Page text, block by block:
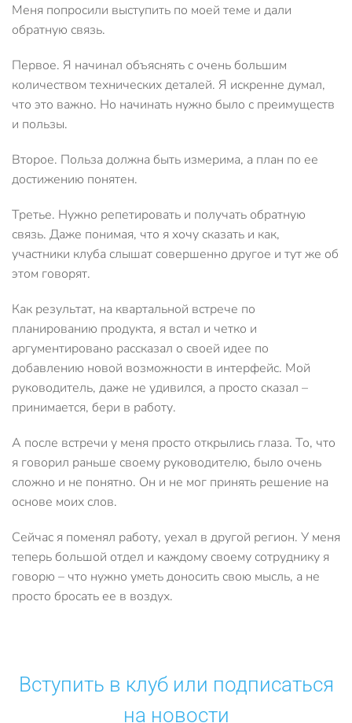
Меня попросили выступить по моей теме и дали
обратную связь.
Первое. Я начинал объяснять с очень большим
количеством технических деталей. Я искренне думал,
что это важно. Но начинать нужно было с преимуществ
и пользы.
Второе. Польза должна быть измерима, а план по ее
достижению понятен.
Третье. Нужно репетировать и получать обратную
связь. Даже понимая, что я хочу сказать и как,
участники клуба слышат совершенно другое и тут же об
этом говорят.
Как результат, на квартальной встрече по
планированию продукта, я встал и четко и
аргументировано рассказал о своей идее по
добавлению новой возможности в интерфейс. Мой
руководитель, даже не удивился, а просто сказал –
принимается, бери в работу.
А после встречи у меня просто открылись глаза. То, что
я говорил раньше своему руководителю, было очень
сложно и не понятно. Он и не мог принять решение на
основе моих слов.
Сейчас я поменял работу, уехал в другой регион. У меня
теперь большой отдел и каждому своему сотруднику я
говорю – что нужно уметь доносить свою мысль, а не
просто бросать ее в воздух.
Вступить в клуб или подписаться
на новости